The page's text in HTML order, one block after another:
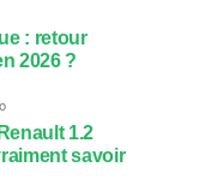
: retour
2026 ?
1.2
savoir